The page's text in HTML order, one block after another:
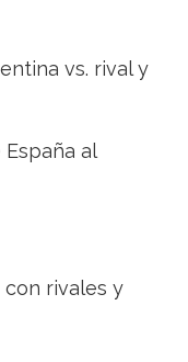
vs. rival y
al
rivales y